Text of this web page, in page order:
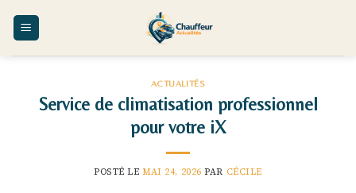
ACTUALITÉS
Service de climatisation professionnel
pour votre iX
POSTÉ LEMAI 24, 2026 PAR CÉCILE